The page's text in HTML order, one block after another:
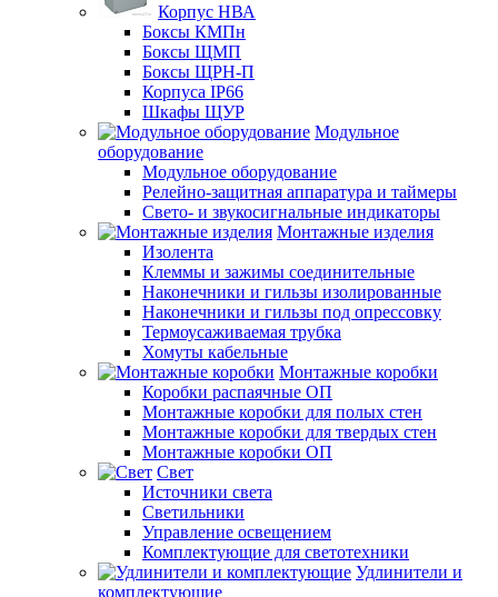
Корпус НВА
Боксы КМПн
Боксы ЩМП
Боксы ЩРН-П
Корпуса IP66
Шкафы ЩУР
Модульное
оборудование
Модульное оборудование
Релейно-защитная аппаратура и таймеры
Свето- и звукосигнальные индикаторы
Монтажные изделия
Изолента
Клеммы и зажимы соединительные
Наконечники и гильзы изолированные
Наконечники и гильзы под опрессовку
Термоусаживаемая трубка
Хомуты кабельные
Монтажные коробки
Коробки распаячные ОП
Монтажные коробки для полых стен
Монтажные коробки для твердых стен
Монтажные коробки ОП
Свет
Источники света
Светильники
Управление освещением
Комплектующие для светотехники
Удлинители и
комплектующие